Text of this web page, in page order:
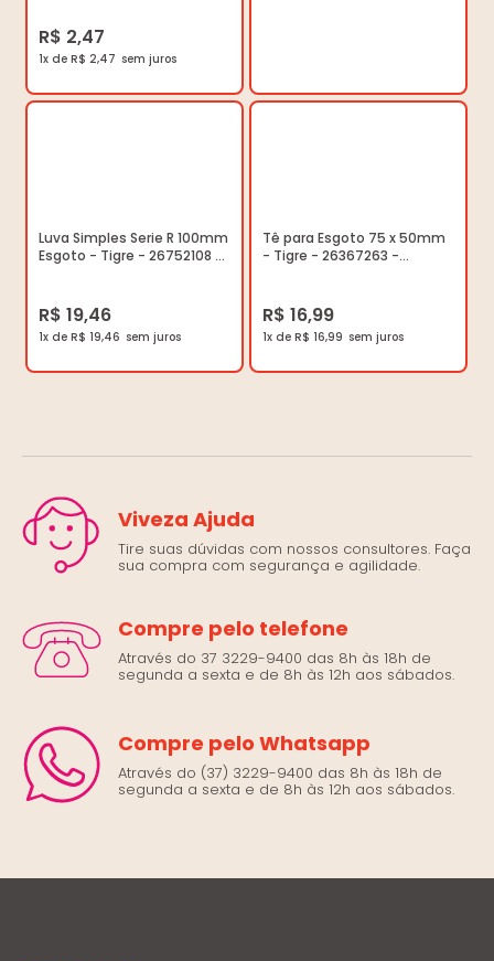
R$ 2,47
1x de R$ 2,47
Luva Simples Serie R 100mm
Esgoto - Tigre - 26752108 -
R$ 19,46
1x de R$ 19,46
Tê para Esgoto 75 x 50mm
- Tigre - 26367263 -
R$ 16,99
1x de R$ 16,99
Viveza Ajuda
Tire suas dúvidas com nossos consultores. Faça
sua compra com segurança e agilidade.
Compre pelo telefone
Através do 37 3229-9400 das 8h às 18h de
segunda a sexta e de 8h às 12h aos sábados.
Compre pelo Whatsapp
Através do (37) 3229-9400 das 8h às 18h de
segunda a sexta e de 8h às 12h aos sábados.